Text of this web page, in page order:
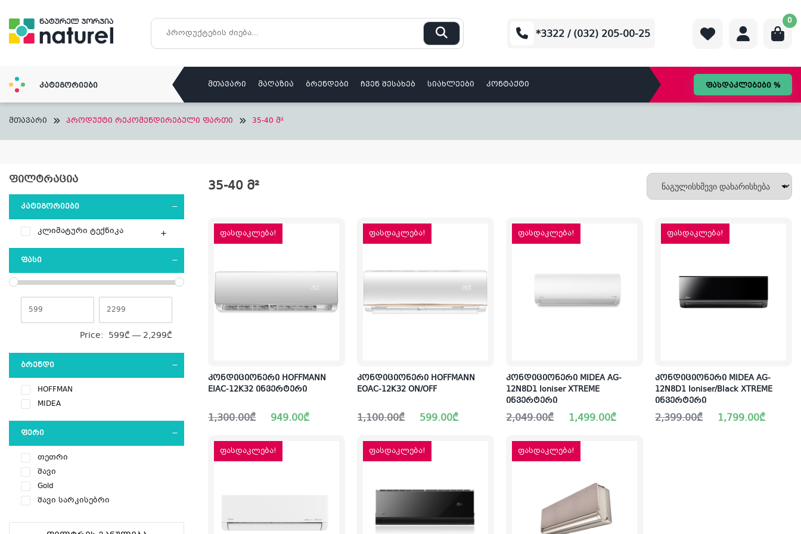
content
*3322 / (032) 205-00-25
0
კატეგორიები მთავარი მაღაზია ბრენდები ჩვენ შესახებ სიახლეები კონტაქტი ფასდაკლებები %
მთავარი პროდუქტი რეკომენდირებული ფართი 35-40 მ²
ᲤᲘᲚᲢᲠᲐᲪᲘᲐ
ᲙᲐᲢᲔᲒᲝᲠᲘᲔᲑᲘ
კლიმატური ტექნიკა
ᲤᲐᲡᲘ
Price: 599₾— 2,299₾
ᲑᲠᲔᲜᲓᲘ
HOFFMAN
MIDEA
ᲤᲔᲠᲘ
თეთრი
შავი
Gold
შავი სარკისებრი
35-40 Მ²
ფასდაკლება!
კონდიციონერი HOFFMANN
EIAC-12K32 ინვერტერი
1,300.00₾
Original
price
1,300.00₾.
949.00₾
Current
price
949.00₾.
ფასდაკლება!
კონდიციონერი HOFFMANN
EOAC-12K32 ON/OFF
1,100.00₾
Original
price
1,100.00₾.
599.00₾
Current
price
599.00₾.
ფასდაკლება!
კონდიციონერი MIDEA AG-
12N8D1 Ioniser XTREME
ინვერტერი
2,049.00₾
Original
price
2,049.00₾.
1,499.00₾
Current
price
1,499.00₾.
ფასდაკლება!
კონდიციონერი MIDEA AG-
12N8D1 Ioniser/Black XTREME
ინვერტერი
2,399.00₾
Original
price
1,799.00₾
Current
price
ფასდაკლება! ფასდაკლება! ფასდაკლება!